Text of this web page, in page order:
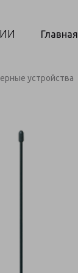
Главная
устройства